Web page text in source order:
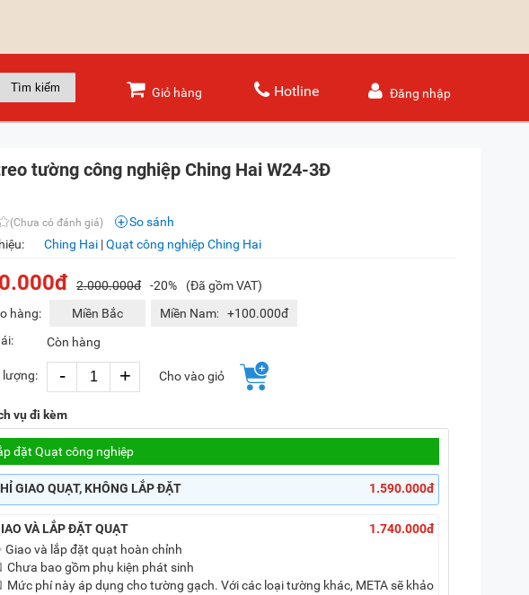
Giỏ hàng Hotline Đăng nhập
tường công nghiệp Ching Hai W24-3Đ
(Chưa có đánh giá)
So sánh
Ching Hai |Quạt công nghiệp Ching Hai
2.000.000đ -20%
(Đã gồm VAT)
hàng:
Miền Bắc Miền Nam:
+100.000đ
Còn hàng
lượng: - + Cho vào giỏ
vụ đi kèm
đặt Quạt công nghiệp
GIAO QUẠT, KHÔNG LẮP ĐẶT 1.590.000đ
VÀ LẮP ĐẶT QUẠT
1.740.000đ
Giao và lắp đặt quạt hoàn chỉnh
Chưa bao gồm phụ kiện phát sinh
Mức phí này áp dụng cho tường gạch. Với các loại tường khác, META sẽ khảo